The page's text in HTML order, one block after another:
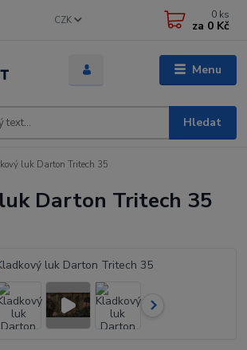
Menu
CZK
Hledat
0 ks
za 0 Kč
luk Darton Tritech 35
Darton Tritech 35